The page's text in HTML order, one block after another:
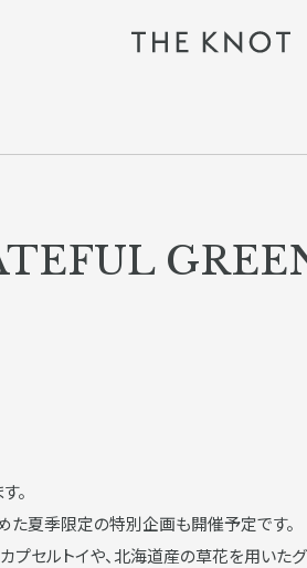
。
た夏季限定の特別企画も開催予定です。
セルトイや、北海道産の草花を用いたグ